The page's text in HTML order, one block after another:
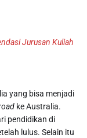
Jurusan Kuliah
yang bisa menjadi
ke Australia.
pendidikan di
lulus. Selain itu